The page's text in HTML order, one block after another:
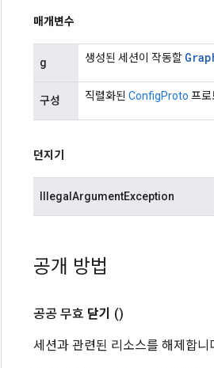
매개변수
g 생성된 세션이 작동할
구성 직렬화된 ConfigProto 프로
던지기
IllegalArgumentException
공개 방법
공공 무효 닫기 ()
세션과 관련된 리소스를 해제합니